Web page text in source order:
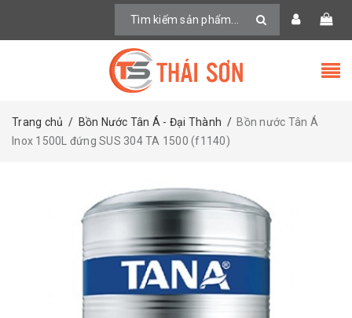
Trang chủ / Bồn Nước Tân Á - Đại Thành / Bồn nước Tân Á
Inox 1500L đứng SUS 304 TA 1500 (f1140)